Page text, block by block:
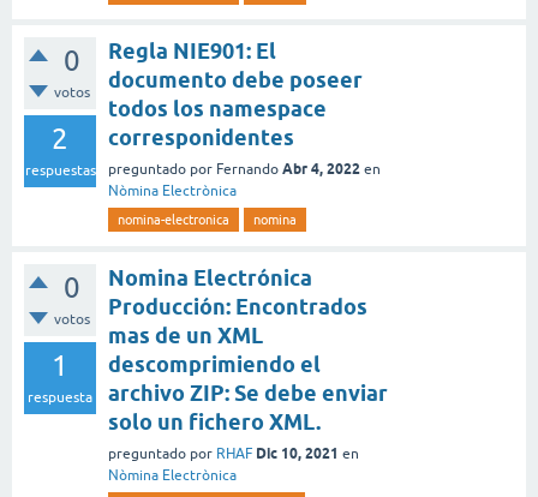
0
votos
2
respuestas
Regla NIE901: El
documento debe poseer
todos los namespace
corresponidentes
preguntado por Fernando Abr 4, 2022 en
Nòmina Electrònica
nomina-electronica nomina
0
votos
1
respuesta
Nomina Electrónica
Producción: Encontrados
mas de un XML
descomprimiendo el
archivo ZIP: Se debe enviar
solo un fichero XML.
preguntado por RHAF Dic 10, 2021 en
Nòmina Electrònica